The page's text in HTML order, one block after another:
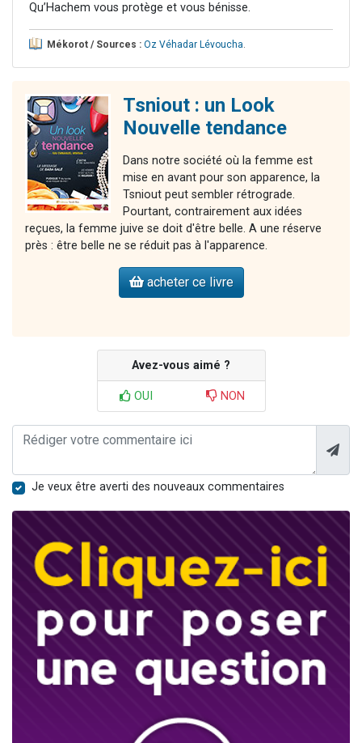
Qu’Hachem vous protège et vous bénisse.
Mékorot / Sources : Oz Véhadar Lévoucha.
Tsniout : un Look
Nouvelle tendance
Dans notre société où la femme est
mise en avant pour son apparence, la
Tsniout peut sembler rétrograde.
Pourtant, contrairement aux idées
reçues, la femme juive se doit d'être belle. A une réserve
près : être belle ne se réduit pas à l'apparence.
acheter ce livre
Avez-vous aimé ?
OUI NON
Je veux être averti des nouveaux commentaires